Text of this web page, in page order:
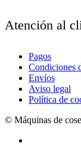
Atención al
Pagos
Condiciones
Envíos
Aviso legal
Política de
© Máquinas de